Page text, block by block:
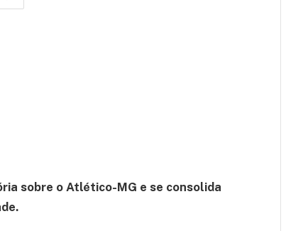
sobre o Atlético-MG e se consolida